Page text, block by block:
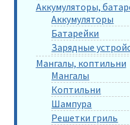
Аккумуляторы,
Аккумуляторы
Батарейки
Зарядные
Мангалы, коптильни
Мангалы
Коптильни
Шампура
Решетки гриль